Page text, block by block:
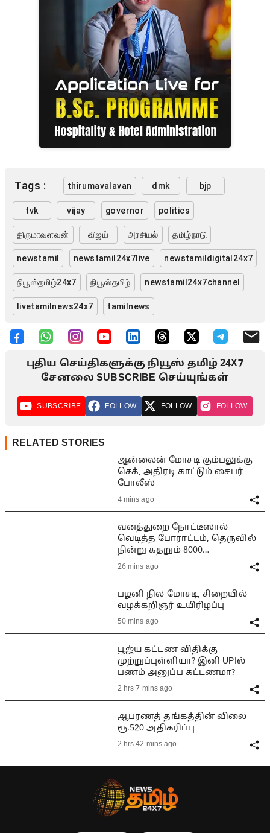
Tags : thirumavalavan dmk bjp
tvk vijay governor politics
திருமாவளவன் விஜய் அரசியல் தமிழ்நாடு
newstamil newstamil24x7live newstamildigital24x7
நியூஸ்தமிழ்24x7 நியூஸ்தமிழ் newstamil24x7channel
livetamilnews24x7 tamilnews
புதிய செய்திகளுக்கு நியூஸ் தமிழ் 24X7
சேனலை SUBSCRIBE செய்யுங்கள்
SUBSCRIBE FOLLOW FOLLOW FOLLOW
RELATED STORIES
ஆன்லைன் மோசடி கும்பலுக்கு
செக், அதிரடி காட்டும் சைபர்
போலீஸ்
4 mins ago
வனத்துறை நோட்டீஸால்
வெடித்த போராட்டம், தெருவில்
நின்று கதறும் 8000
குடும்பங்கள்
26 mins ago
பழனி நில மோசடி, சிறையில்
வழக்கறிஞர் உயிரிழப்பு
50 mins ago
பூஜ்ய கட்டண விதிக்கு
முற்றுப்புள்ளியா? இனி UPIல்
பணம் அனுப்ப கட்டணமா?
2 hrs 7 mins ago
ஆபரணத் தங்கத்தின் விலை
ரூ.520 அதிகரிப்பு
2 hrs 42 mins ago